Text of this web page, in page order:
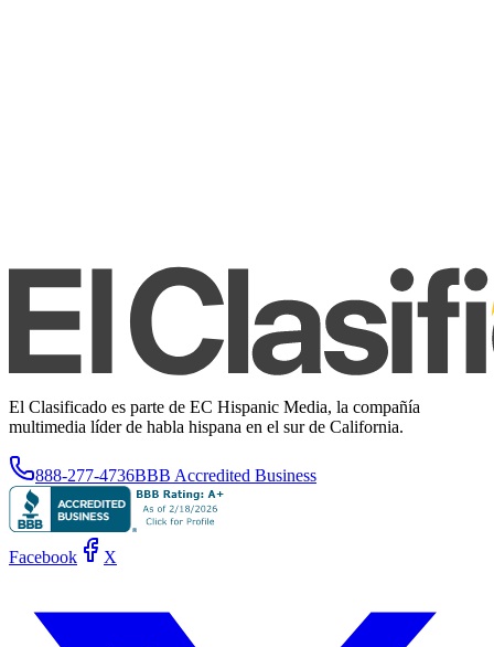
El Clasificado es parte de EC Hispanic Media, la compañía
multimedia líder de habla hispana en el sur de California.
888-277-4736BBB Accredited Business
Facebook X